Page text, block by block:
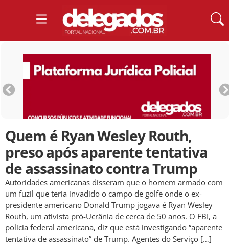
Quem é Ryan Wesley Routh,
preso após aparente tentativa
de assassinato contra Trump
Autoridades americanas disseram que o homem armado com
um fuzil que teria invadido o campo de golfe onde o ex-
presidente americano Donald Trump jogava é Ryan Wesley
Routh, um ativista pró-Ucrânia de cerca de 50 anos. O FBI, a
polícia federal americana, diz que está investigando “aparente
tentativa de assassinato” de Trump. Agentes do Serviço […]